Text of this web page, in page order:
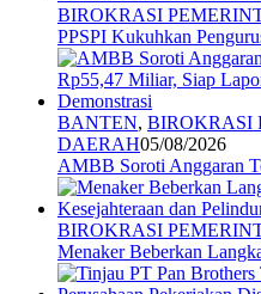
BIROKRASI
PPSPI Kukuhkan
BANTEN, BIROKRASI
DAERAH05/08/2026
AMBB Soroti Anggaran
BIROKRASI
Menaker Beberkan